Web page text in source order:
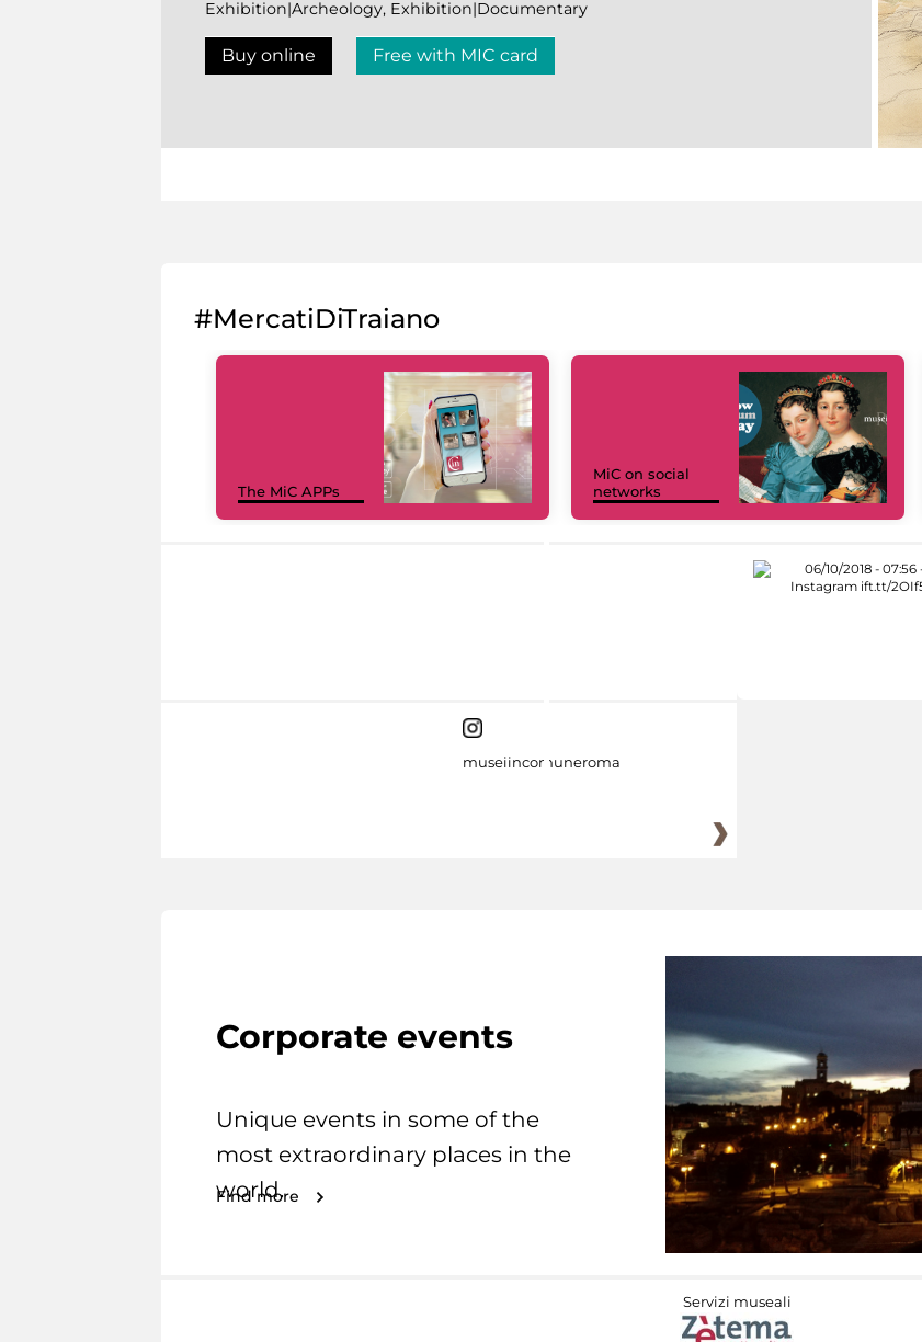
Exhibition|Archeology, Exhibition|Documentary
Buy online Free with MIC card
#MercatiDiTraiano
The MiC APPs
MiC on social
networks
museiincomuneroma
Corporate events
Unique events in some of the
most extraordinary places in the
world.
Find more
Servizi museali